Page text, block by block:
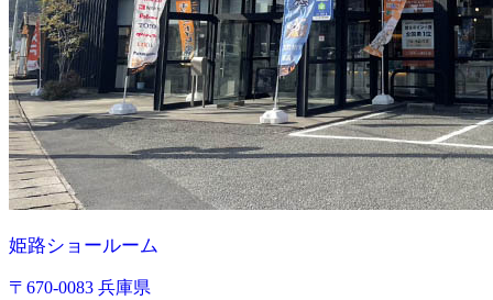
姫路ショールーム
〒670-0083 兵庫県